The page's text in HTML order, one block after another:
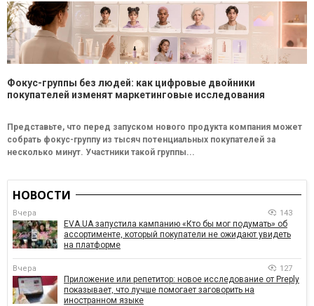
Фокус-группы без людей: как цифровые двойники
покупателей изменят маркетинговые исследования
Представьте, что перед запуском нового продукта компания может
собрать фокус-группу из тысяч потенциальных покупателей за
несколько минут. Участники такой группы...
НОВОСТИ
Вчера 143
EVA.UA запустила кампанию «Кто бы мог подумать» об
ассортименте, который покупатели не ожидают увидеть
на платформе
Вчера 127
Приложение или репетитор: новое исследование от Preply
показывает, что лучше помогает заговорить на
иностранном языке